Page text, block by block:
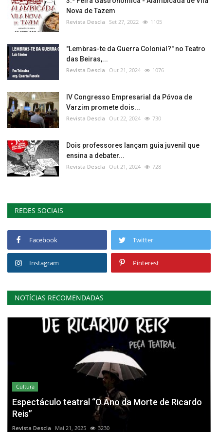
Nova de Tazem
Revista Descla Set 27, 2022 1105
"Lembras-te da Guerra Colonial?" no Teatro
das Beiras,...
Revista Descla Out 21, 2024 1076
IV Congresso Empresarial da Póvoa de
Varzim promete dois...
Revista Descla Out 22, 2024 730
Dois professores lançam guia juvenil que
ensina a debater...
Revista Descla Out 21, 2024 728
REDES SOCIAIS
Facebook Twitter
Instagram Pinterest
NOTÍCIAS RECOMENDADAS
Cultura
Espectáculo teatral “O Ano da Morte de Ricardo
Reis”
Revista Descla Mai 21, 2025 3230